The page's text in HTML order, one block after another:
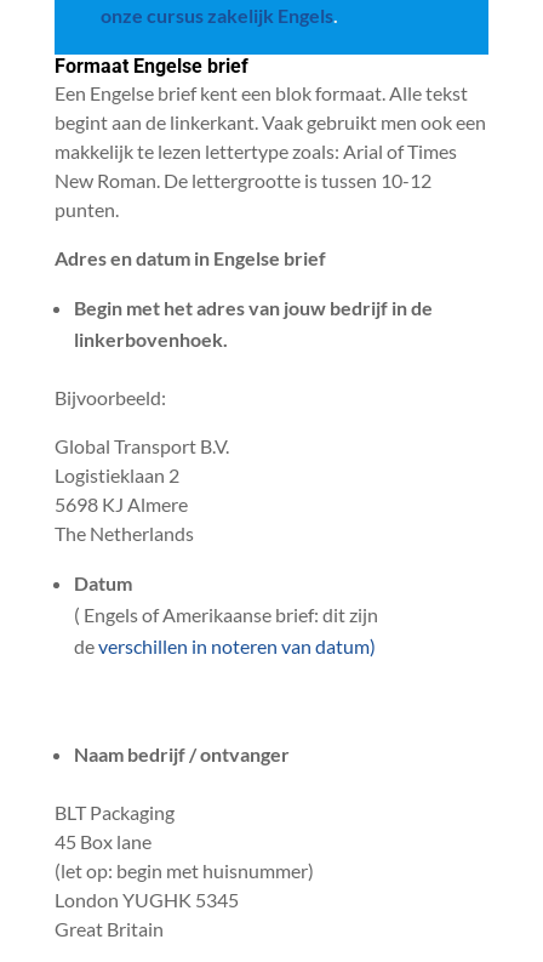
onze cursus zakelijk Engels.
Formaat Engelse brief
Een Engelse brief kent een blok formaat. Alle tekst
begint aan de linkerkant. Vaak gebruikt men ook een
makkelijk te lezen lettertype zoals: Arial of Times
New Roman. De lettergrootte is tussen 10-12
punten.
Adres en datum in Engelse brief
Begin met het adres van jouw bedrijf in de
linkerbovenhoek.
Bijvoorbeeld:
Global Transport B.V.
Logistieklaan 2
5698 KJ Almere
The Netherlands
Datum
( Engels of Amerikaanse brief: dit zijn
deverschillen in noteren van datum)
Naam bedrijf / ontvanger
BLT Packaging
45 Box lane
(let op: begin met huisnummer)
London YUGHK 5345
Great Britain